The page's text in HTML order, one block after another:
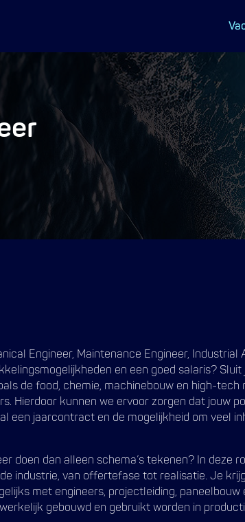
Engineer, Maintenance Engineer,
en een goed salaris? Sluit
de food, chemie, machinebouw en high-
Hierdoor kunnen we ervoor zorgen dat jouw
een jaarcontract en de mogelijkheid om veel
doen dan alleen schema’s tekenen? In deze
industrie, van offertefase tot realisatie. Je
met engineers, projectleiding,
gebouwd en gebruikt worden in